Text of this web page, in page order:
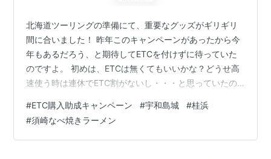
北海道ツーリングの準備にて、重要なグッズがギリギリ
間に合いました！ 昨年このキャンペーンがあったから今
年もあるだろう、と期待してETCを付けずに待っていた
のですよ。 初めは、ETCは無くてもいいかな？どうせ高
速使う時は連休でETC割がないし・・・と思っていたの
金やカードを出さねばならない面倒臭さと、最近急増し
ているETC専用スマートICを利用できない不便さに、
ETCの必要性を痛感していました。 キャンペーンの有無
#ETC購入助成キャンペーン #宇和島城 #桂浜
#須崎なべ焼きラーメン